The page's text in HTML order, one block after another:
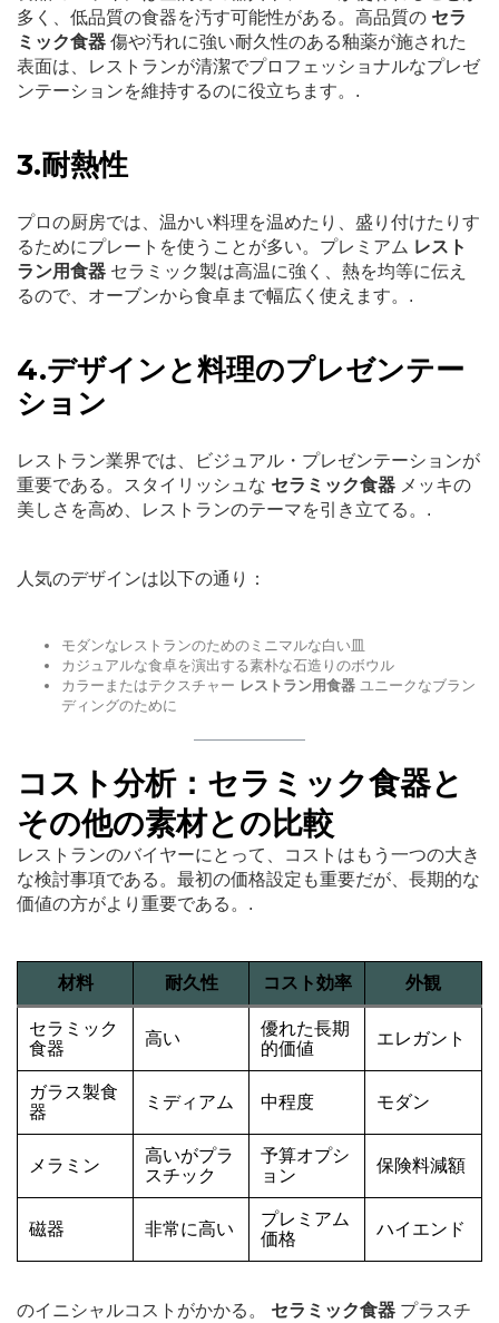
多く、低品質の食器を汚す可能性がある。高品質の セラ
ミック食器 傷や汚れに強い耐久性のある釉薬が施された
表面は、レストランが清潔でプロフェッショナルなプレゼ
ンテーションを維持するのに役立ちます。.
3.耐熱性
プロの厨房では、温かい料理を温めたり、盛り付けたりす
るためにプレートを使うことが多い。プレミアム レスト
ラン用食器 セラミック製は高温に強く、熱を均等に伝え
るので、オーブンから食卓まで幅広く使えます。.
4.デザインと料理のプレゼンテー
ション
レストラン業界では、ビジュアル・プレゼンテーションが
重要である。スタイリッシュな セラミック食器 メッキの
美しさを高め、レストランのテーマを引き立てる。.
人気のデザインは以下の通り：
モダンなレストランのためのミニマルな白い皿
カジュアルな食卓を演出する素朴な石造りのボウル
カラーまたはテクスチャー レストラン用食器 ユニークなブラン
ディングのために
コスト分析：セラミック食器と
その他の素材との比較
レストランのバイヤーにとって、コストはもう一つの大き
な検討事項である。最初の価格設定も重要だが、長期的な
価値の方がより重要である。.
材料 耐久性 コスト効率 外観
セラミック
食器
高い
優れた長期
的価値
エレガント
ガラス製食
器
ミディアム 中程度 モダン
メラミン
高いがプラ
スチック
予算オプシ
ョン
保険料減額
磁器 非常に高い
プレミアム
価格
ハイエンド
のイニシャルコストがかかる。 セラミック食器 プラスチ